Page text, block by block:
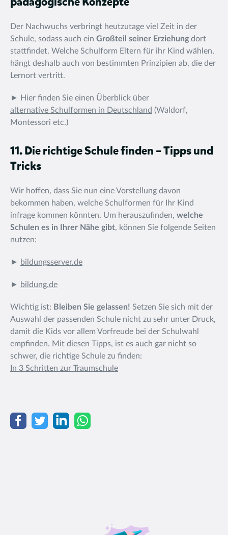
pädagogische Konzepte
Der Nachwuchs verbringt heutzutage viel Zeit in der
Schule, sodass auch ein Großteil seiner Erziehung dort
stattfindet. Welche Schulform Eltern für ihr Kind wählen,
hängt deshalb auch von bestimmten Prinzipien ab, die der
Lernort vertritt.
► Hier finden Sie einen Überblick über
alternative Schulformen in Deutschland (Waldorf,
Montessori etc.)
11. Die richtige Schule finden – Tipps und
Tricks
Wir hoffen, dass Sie nun eine Vorstellung davon
bekommen haben, welche Schulformen für Ihr Kind
infrage kommen könnten. Um herauszufinden, welche
Schulen es in Ihrer Nähe gibt, können Sie folgende Seiten
nutzen:
► bildungsserver.de
► bildung.de
Wichtig ist: Bleiben Sie gelassen! Setzen Sie sich mit der
Auswahl der passenden Schule nicht zu sehr unter Druck,
damit die Kids vor allem Vorfreude bei der Schulwahl
empfinden. Mit diesen Tipps, ist es auch gar nicht so
schwer, die richtige Schule zu finden:
In 3 Schritten zur Traumschule